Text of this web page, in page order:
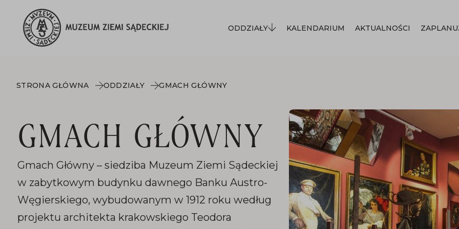
ODDZIAŁY KALENDARIUM AKTUALNOŚCI
STRONA GŁÓWNA ODDZIAŁY GMACH GŁÓWNY
GMACH GŁÓWNY
Gmach Główny – siedziba Muzeum Ziemi Sądeckiej
w zabytkowym budynku dawnego Banku Austro-
Węgierskiego, wybudowanym w 1912 roku według
projektu architekta krakowskiego Teodora